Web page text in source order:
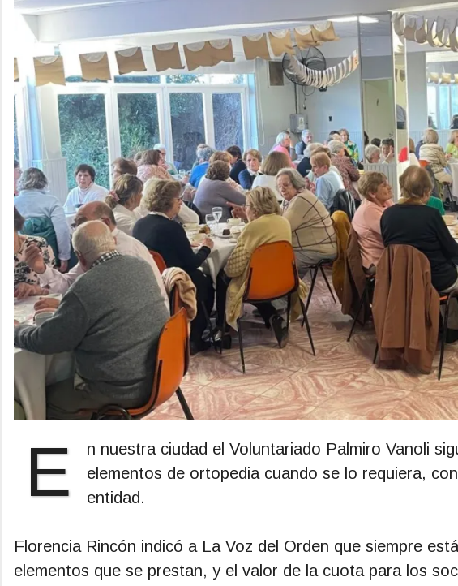
E
n nuestra ciudad el Voluntariado Palmiro Vanoli
elementos de ortopedia cuando se lo requiera,
entidad.
Florencia Rincón indicó a La Voz del Orden que siempre
elementos que se prestan, y el valor de la cuota para los